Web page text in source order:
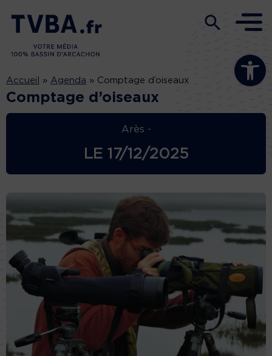
Ouvrir la
Accueil » Agenda » Comptage d’oiseaux
Comptage d’oiseaux
Arès -
LE 17/12/2025